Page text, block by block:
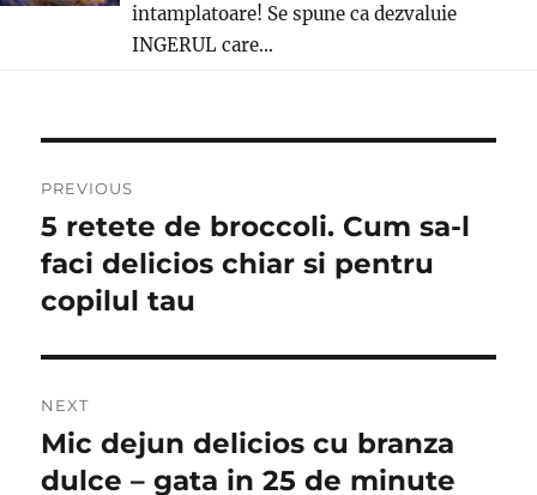
intamplatoare! Se spune ca dezvaluie
INGERUL care...
navigation
PREVIOUS
Previous
post:
5 retete de broccoli. Cum sa-l
faci delicios chiar si pentru
copilul tau
NEXT
Next
post:
Mic dejun delicios cu branza
dulce – gata in 25 de minute